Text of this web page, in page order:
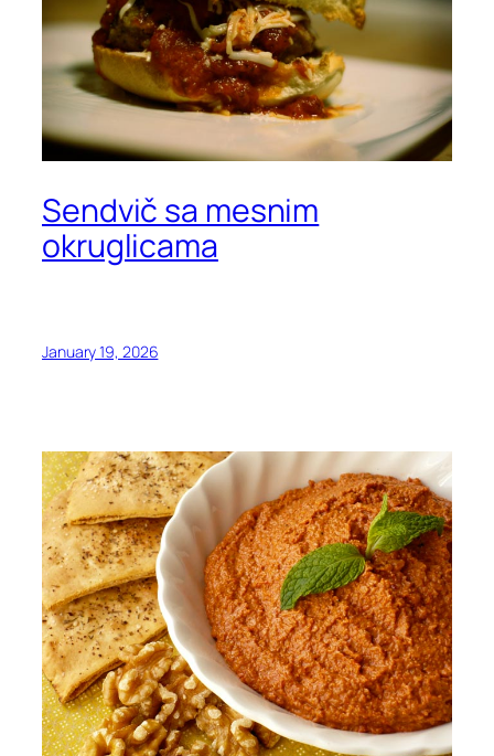
Sendvič sa mesnim
okruglicama
January 19, 2026